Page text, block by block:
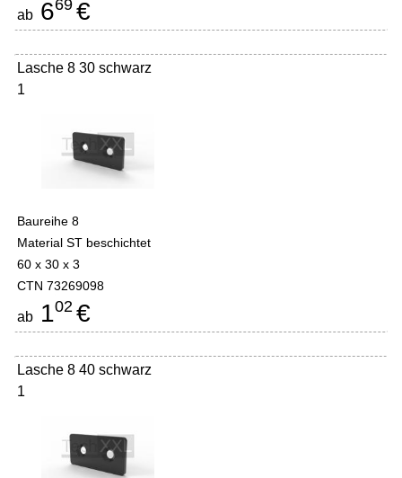
ab 669 €
Lasche 8 30 schwarz
1
Baureihe 8
Material ST beschichtet
60 x 30 x 3
CTN 73269098
ab 102 €
Lasche 8 40 schwarz
1